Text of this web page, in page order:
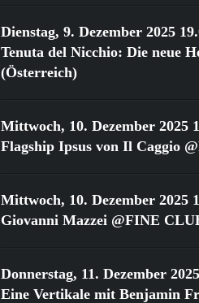
Dienstag, 9. Dezember 2025
Tenuta del Nicchio: Die neue
(Österreich)
Mittwoch, 10. Dezember 2025
Flagship Ipsus von Il Caggio
Mittwoch, 10. Dezember 2025
Giovanni Mazzei @FINE
Donnerstag, 11. Dezember
Eine Vertikale mit Benjamin